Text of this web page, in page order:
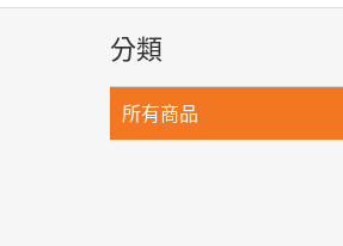
分類
所有商品